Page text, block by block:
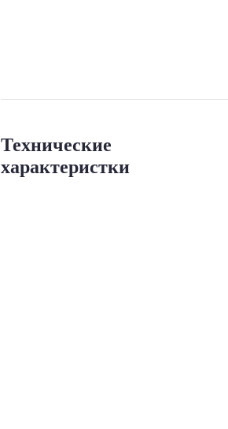
Технические
характеристки